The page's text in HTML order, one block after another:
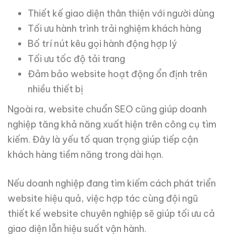
Thiết kế giao diện thân thiện với người dùng
Tối ưu hành trình trải nghiệm khách hàng
Bố trí nút kêu gọi hành động hợp lý
Tối ưu tốc độ tải trang
Đảm bảo website hoạt động ổn định trên
nhiều thiết bị
Ngoài ra, website chuẩn SEO cũng giúp doanh
nghiệp tăng khả năng xuất hiện trên công cụ tìm
kiếm. Đây là yếu tố quan trọng giúp tiếp cận
khách hàng tiềm năng trong dài hạn.
Nếu doanh nghiệp đang tìm kiếm cách phát triển
website hiệu quả, việc hợp tác cùng đội ngũ
thiết kế website chuyên nghiệp sẽ giúp tối ưu cả
giao diện lẫn hiệu suất vận hành.